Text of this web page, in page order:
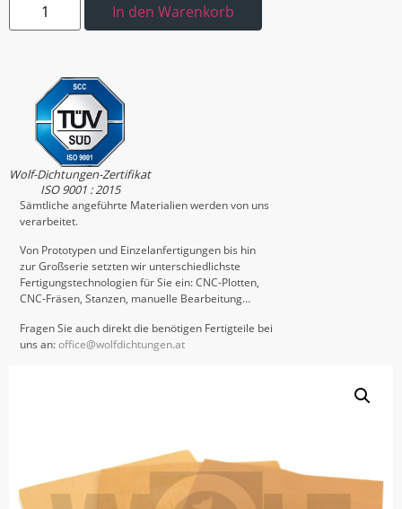
In den Warenkorb
Wolf-Dichtungen-Zertifikat
ISO 9001 : 2015
Sämtliche angeführte Materialien werden von uns
verarbeitet.
Von Prototypen und Einzelanfertigungen bis hin
zur Großserie setzten wir unterschiedlichste
Fertigungstechnologien für Sie ein: CNC-Plotten,
CNC-Fräsen, Stanzen, manuelle Bearbeitung…
Fragen Sie auch direkt die benötigen Fertigteile bei
uns an:office@wolfdichtungen.at